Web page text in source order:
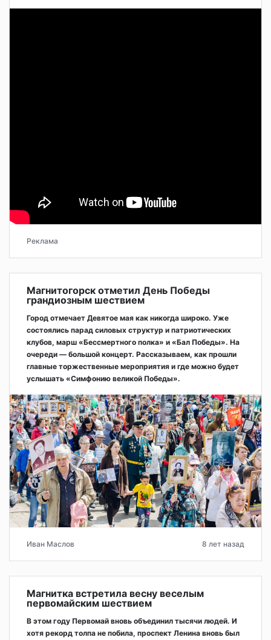
Реклама
Магнитогорск отметил День Победы
грандиозным шествием
Город отмечает Девятое мая как никогда широко. Уже
состоялись парад силовых структур и патриотических
клубов, марш «Бессмертного полка» и «Бал Победы». На
очереди — большой концерт. Рассказываем, как прошли
главные торжественные мероприятия и где можно будет
услышать «Симфонию великой Победы».
Иван Маслов 8 лет назад
Магнитка встретила весну веселым
первомайским шествием
В этом году Первомай вновь объединил тысячи людей. И
хотя рекорд толпа не побила, проспект Ленина вновь был